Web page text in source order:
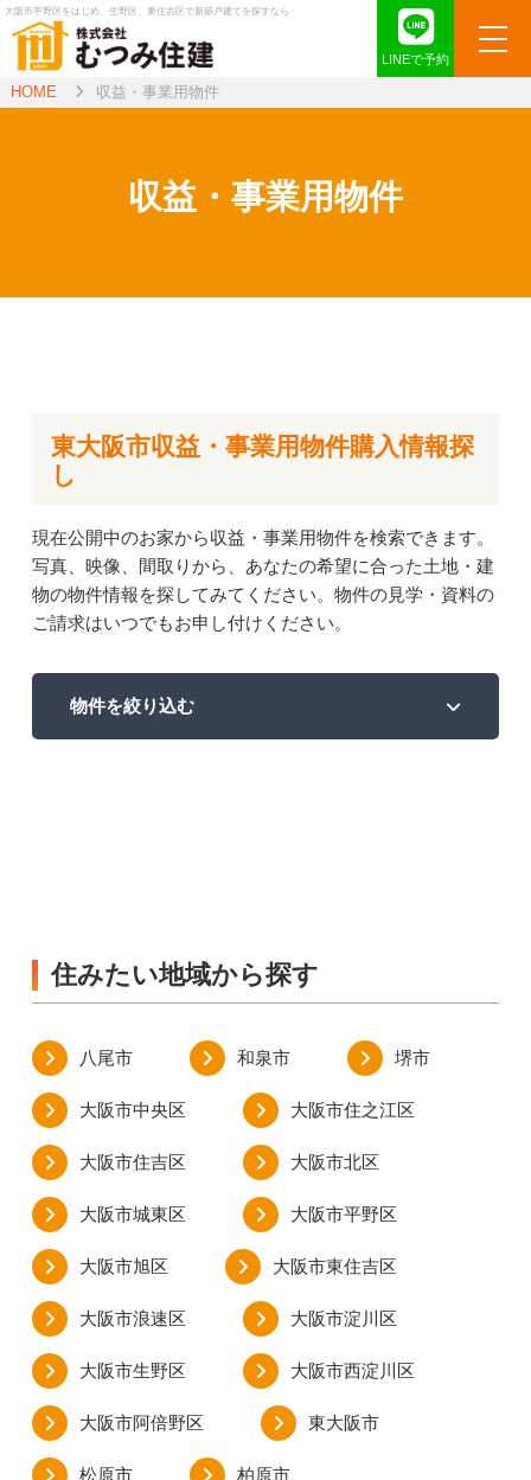
大阪市平野区をはじめ、生野区、東住吉区で新築戸建てを探すなら
LINEで予約
HOME 収益・事業用物件
収益・事業用物件
東大阪市収益・事業用物件購入情報探
し
現在公開中のお家から収益・事業用物件を検索できます。
写真、映像、間取りから、あなたの希望に合った土地・建
物の物件情報を探してみてください。物件の見学・資料の
ご請求はいつでもお申し付けください。
物件を絞り込む
住みたい地域から探す
八尾市 和泉市 堺市
大阪市中央区 大阪市住之江区
大阪市住吉区 大阪市北区
大阪市城東区 大阪市平野区
大阪市旭区 大阪市東住吉区
大阪市浪速区 大阪市淀川区
大阪市生野区 大阪市西淀川区
大阪市阿倍野区 東大阪市
松原市 柏原市